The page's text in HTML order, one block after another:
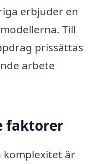
erbjuder en
Till
prissättas
arbete
faktorer
komplexitet är